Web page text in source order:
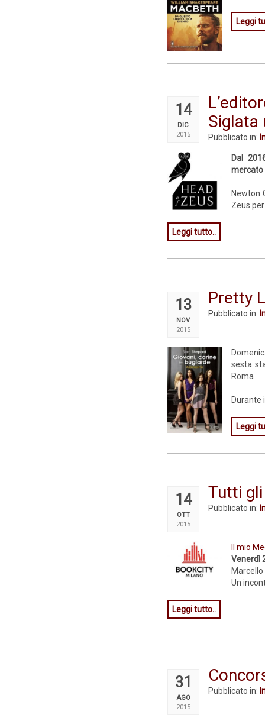
Leggi
14
DIC
2015
Siglata
Pubblicato in:
Dal
mercato
Newton
Zeus per
Leggi tutto..
13
NOV
2015
Pretty
Pubblicato in:
sesta
Roma
Durante
Leggi
14
OTT
2015
Tutti
Pubblicato in:
Il mio
Venerdì
Un
Leggi tutto..
31
AGO
2015
Pubblicato in: